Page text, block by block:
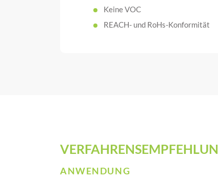
Keine VOC
REACH- und RoHs-Konformität
ANWENDUNG